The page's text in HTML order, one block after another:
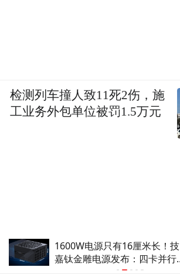
1600W电源只有16厘米长！技
嘉钛金雕电源发布：四卡并行
检测列车撞人致11死2伤，施
工业务外包单位被罚1.5万元